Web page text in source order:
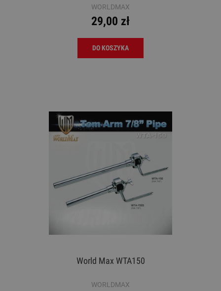
WORLDMAX
29,00 zł
DO KOSZYKA
World Max WTA150
WORLDMAX